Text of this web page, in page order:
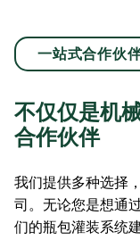
一站式合作伙
不仅仅是机
合作伙伴
我们提供多种选择
司。无论您是想通
们的瓶包灌装系统